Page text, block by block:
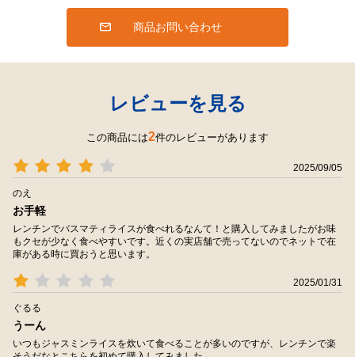
商品お問い合わせ
レビューを見る
この商品には2件のレビューがあります
2025/09/05
のえ
お手軽
レンチンでバスマティライスが食べれるなんて！と購入してみましたがお味
もクセが少なく食べやすいです。近くの実店舗で売ってないのでネットで在
庫がある時に買おうと思います。
2025/01/31
ぐるる
うーん
いつもジャスミンライスを炊いて食べることが多いのですが、レンチンで楽